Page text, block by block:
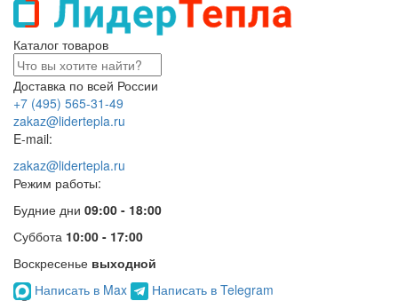
Каталог товаров
Доставка по всей России
+7 (495) 565-31-49
zakaz@lidertepla.ru
E-mail:
zakaz@lidertepla.ru
Режим работы:
Будние дни 09:00 - 18:00
Суббота 10:00 - 17:00
Воскресенье выходной
Написать в Max
Написать в Telegram